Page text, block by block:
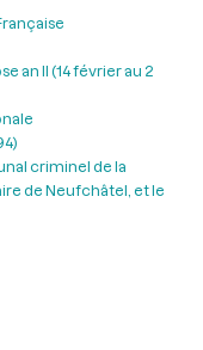
an II (14 février au 2
criminel de la
de Neufchâtel, et le